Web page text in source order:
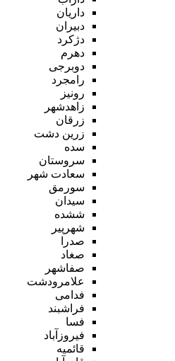
داریان
دبیران
دژکرد
دهرم
دوبرجی
رامجرد
رونیز
زاهدشهر
زرقان
زرین دشت
سده
سروستان
سعادت شهر
سورمق
سیدان
ششده
شهرپیر
صدرا
صغاد
صفاشهر
علامرودشت
فدامی
فراشبند
فسا
فیروزآباد
قائمیه